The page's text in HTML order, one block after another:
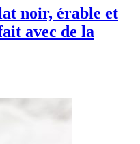
noir, érable et
avec de la